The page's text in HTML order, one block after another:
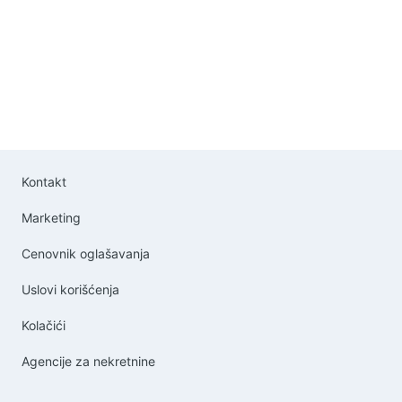
Kontakt
Marketing
Cenovnik oglašavanja
Uslovi korišćenja
Kolačići
Agencije za nekretnine